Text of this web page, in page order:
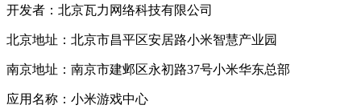
开发者：北京瓦力网络科技有限公司
北京地址：北京市昌平区安居路小米智慧产业园
南京地址：南京市建邺区永初路37号小米华东总部
应用名称：小米游戏中心